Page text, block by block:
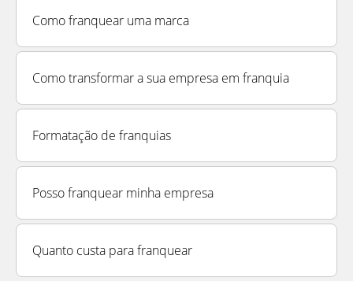
Como franquear uma marca
Como transformar a sua empresa em franquia
Formatação de franquias
Posso franquear minha empresa
Quanto custa para franquear